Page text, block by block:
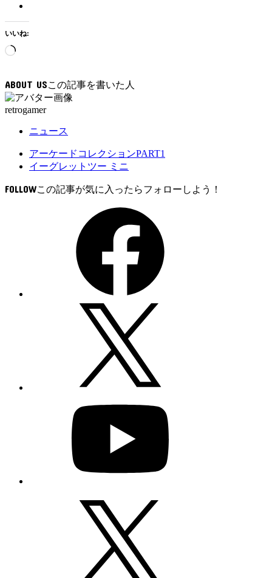
いいね:
読
み
中…
ABOUT US
retrogamer
ニュース
アーケードコレクションPART1
イーグレットツー ミニ
FOLLOW